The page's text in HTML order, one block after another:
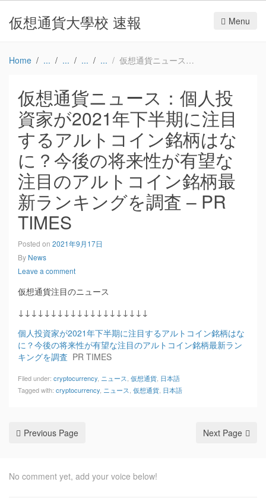
仮想通貨大學校 速報 Menu
Home 仮想通貨ニュース：個人投資家が2021年下半期に注目するアルトコイン銘柄はなに？今後の将来性が有望な注目のアルトコイン銘柄最新ランキングを調査 – PR TIMES
仮想通貨ニュース：個人投
資家が2021年下半期に注目
するアルトコイン銘柄はな
に？今後の将来性が有望な
注目のアルトコイン銘柄最
新ランキングを調査 – PR
TIMES
Posted on 2021年9月17日
By News
Leave a comment
仮想通貨注目のニュース
↓↓↓↓↓↓↓↓↓↓↓↓↓↓↓↓↓↓↓↓
個人投資家が2021年下半期に注目するアルトコイン銘柄はな
に？今後の将来性が有望な注目のアルトコイン銘柄最新ラン
キングを調査 PR TIMES
Filed under: cryptocurrency ニュース 仮想通貨 日本語
Tagged with: cryptocurrency ニュース 仮想通貨 日本語
Previous Page Next Page
No comment yet, add your voice below!